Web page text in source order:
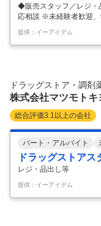
◆販売スタッフ／レジ・
応相談 ※未経験者歓迎
提供：イーアイデム
ドラッグストア・調剤
株式会社マツモトキ
総合評価3.1 以上の会社
パート・アルバイト
ドラッグストアス
レジ・品出し等
提供：イーアイデム